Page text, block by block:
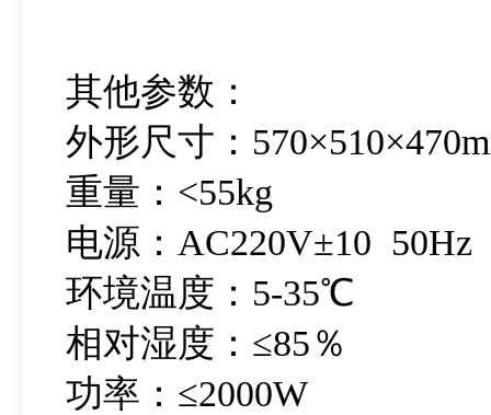
其他参数：
外形尺寸：
重量：<55kg
电源：AC220V±10 50Hz
环境温度：5-35℃
相对湿度：≤85％
功率：≤2000W